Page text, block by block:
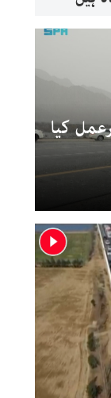
کیا